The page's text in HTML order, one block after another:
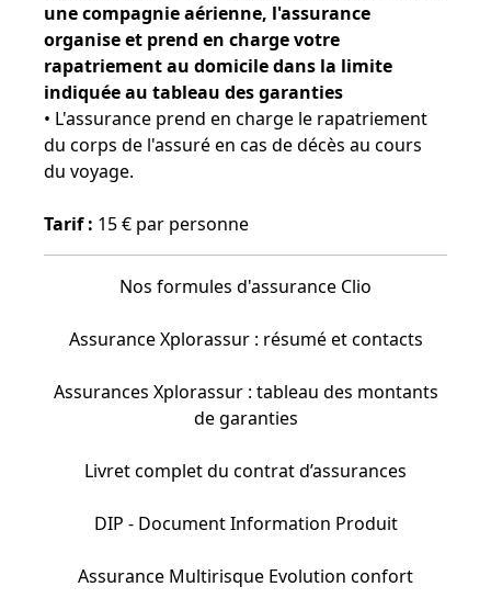
une compagnie aérienne, l'assurance
organise et prend en charge votre
rapatriement au domicile dans la limite
indiquée au tableau des garanties
• L'assurance prend en charge le rapatriement
du corps de l'assuré en cas de décès au cours
du voyage.
Tarif : 15 € par personne
Nos formules d'assurance Clio
Assurance Xplorassur : résumé et contacts
Assurances Xplorassur : tableau des montants
de garanties
Livret complet du contrat d’assurances
DIP - Document Information Produit
Assurance Multirisque Evolution confort